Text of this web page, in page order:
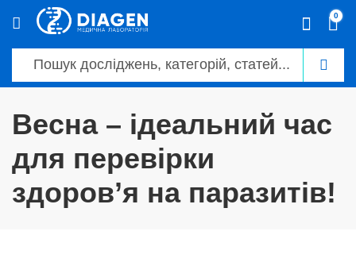
0
Весна – ідеальний час
для перевірки
здоров’я на паразитів!